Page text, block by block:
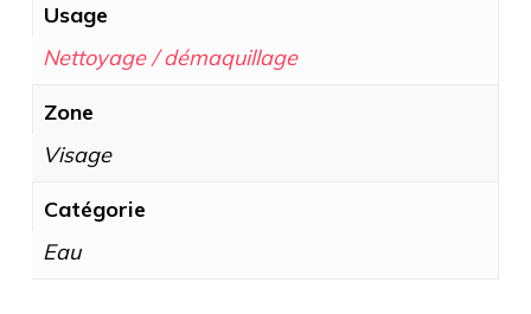
Usage
Nettoyage / démaquillage
Zone
Visage
Catégorie
Eau